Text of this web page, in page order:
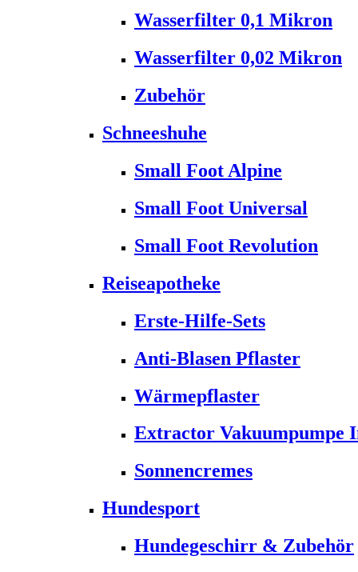
Wasserfilter 0,1 Mikron
Wasserfilter 0,02 Mikron
Zubehör
Schneeshuhe
Small Foot Alpine
Small Foot Universal
Small Foot Revolution
Reiseapotheke
Erste-Hilfe-Sets
Anti-Blasen Pflaster
Wärmepflaster
Extractor Vakuumpumpe
Sonnencremes
Hundesport
Hundegeschirr & Zubehör